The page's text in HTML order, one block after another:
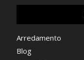
Arredamento
Blog